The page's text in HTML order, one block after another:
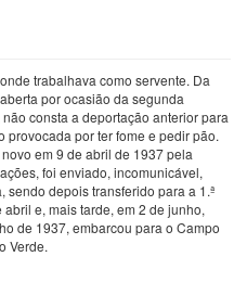
trabalhava como servente. Da
por ocasião da segunda
consta a deportação anterior para
provocada por ter fome e pedir pão.
em 9 de abril de 1937 pela
foi enviado, incomunicável,
sendo depois transferido para a 1.ª
e, mais tarde, em 2 de junho,
de 1937, embarcou para o Campo
Verde.